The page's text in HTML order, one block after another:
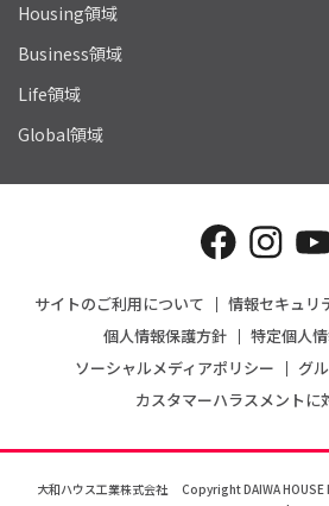
Housing領域
Business領域
Life領域
Global領域
サイトのご利用について
情報セキュリ
個人情報保護方針
特定個人
ソーシャルメディアポリシー
グ
カスタマーハラスメントに
大和ハウス工業株式会社
Copyright DAIWA HOUSE